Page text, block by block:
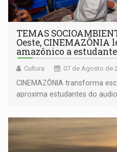
TEMAS
Oeste, CINEMAZÔNIA
amazônico a
Cultura 07 de Agosto de
CINEMAZÔNIA transforma
aproxima estudantes do